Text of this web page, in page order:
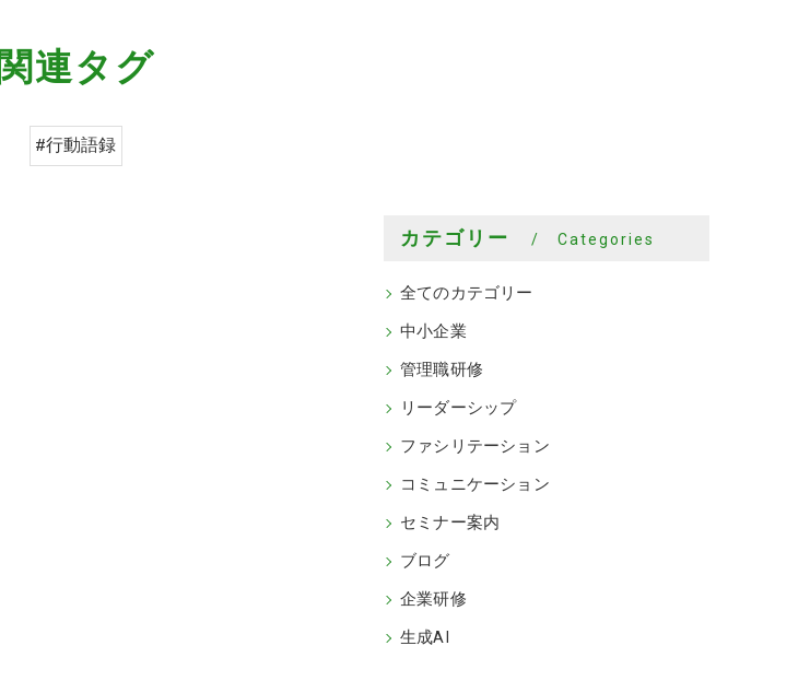
関連タグ
#行動語録
カテゴリー Categories
全てのカテゴリー
中小企業
管理職研修
リーダーシップ
ファシリテーション
コミュニケーション
セミナー案内
ブログ
企業研修
生成AI